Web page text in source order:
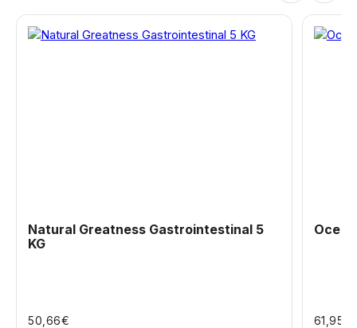
Natural Greatness Gastrointestinal 5
KG
50,66€ 61,95